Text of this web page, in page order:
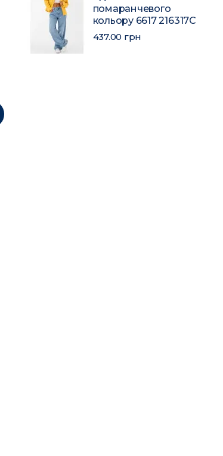
помаранчевого
кольору 6617 216317C
437.00 грн